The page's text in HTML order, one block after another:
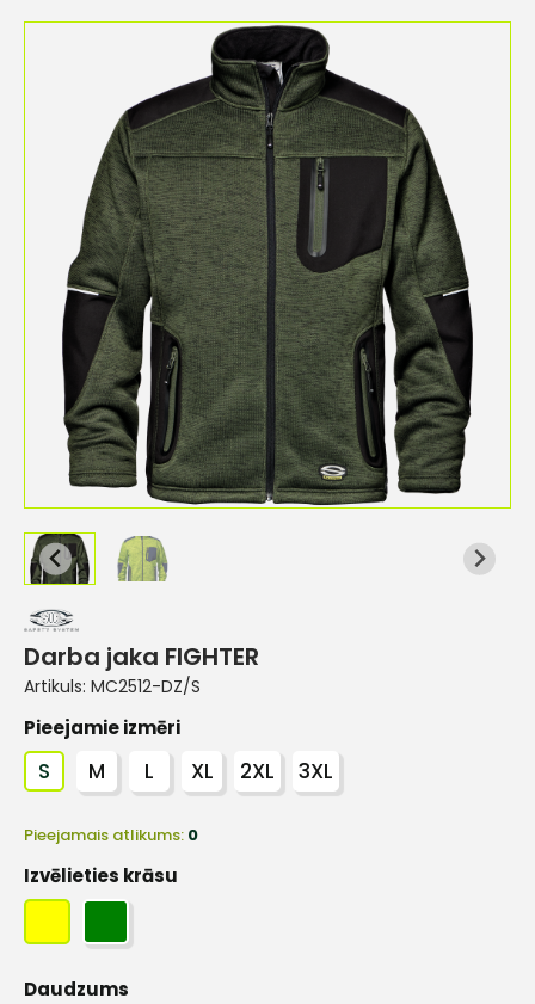
Darba jaka FIGHTER
Artikuls: MC2512-DZ/S
Pieejamie izmēri
S M L XL 2XL 3XL
Pieejamais atlikums: 0
Izvēlieties krāsu
Daudzums